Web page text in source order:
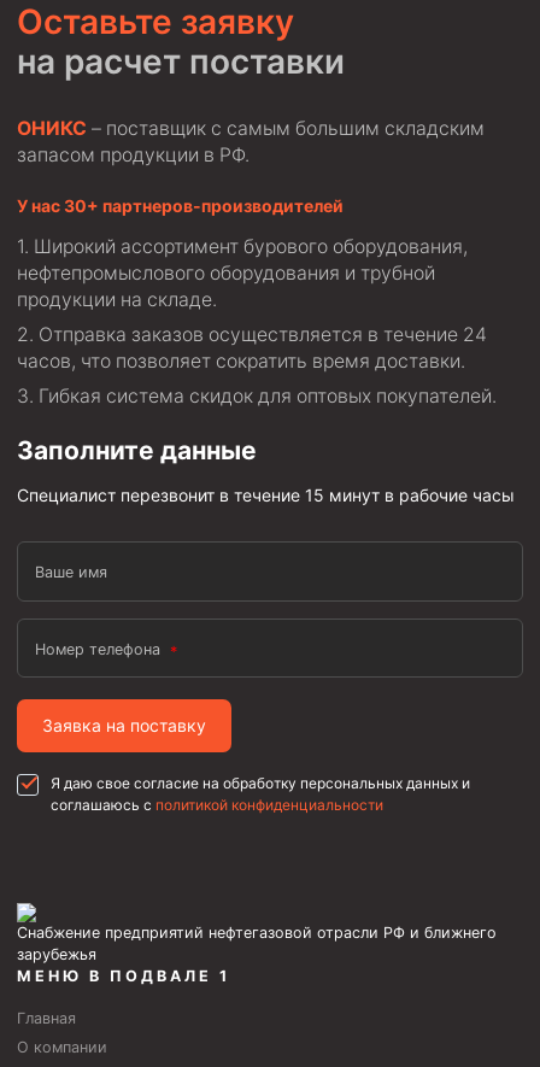
Оставьте заявку
на расчет поставки
ОНИКС – поставщик с самым большим складским
запасом продукции в РФ.
У нас 30+ партнеров-производителей
Широкий ассортимент бурового оборудования,
нефтепромыслового оборудования и трубной
продукции на складе.
Отправка заказов осуществляется в течение 24
часов, что позволяет сократить время доставки.
Гибкая система скидок для оптовых покупателей.
Заполните данные
Специалист перезвонит в течение 15 минут в рабочие часы
Ваше имя
Номер телефона
Заявка на поставку
Я даю свое согласие на обработку персональных данных и
соглашаюсь с политикой конфиденциальности
Снабжение предприятий нефтегазовой отрасли РФ и ближнего
зарубежья
МЕНЮ В ПОДВАЛЕ 1
Главная
О компании